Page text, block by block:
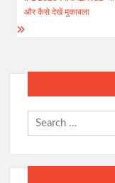
और कैसे देखें मुकाबला